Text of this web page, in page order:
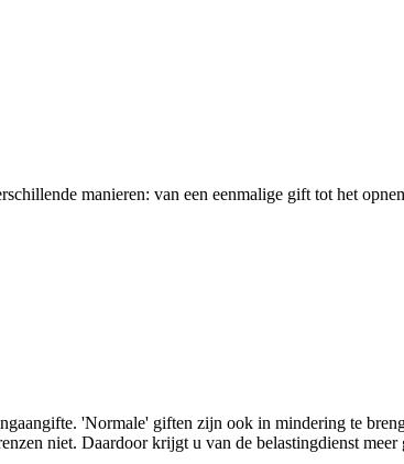
manieren: van een eenmalige gift tot het
'Normale' giften zijn ook in mindering te
niet. Daardoor krijgt u van de belastingdienst